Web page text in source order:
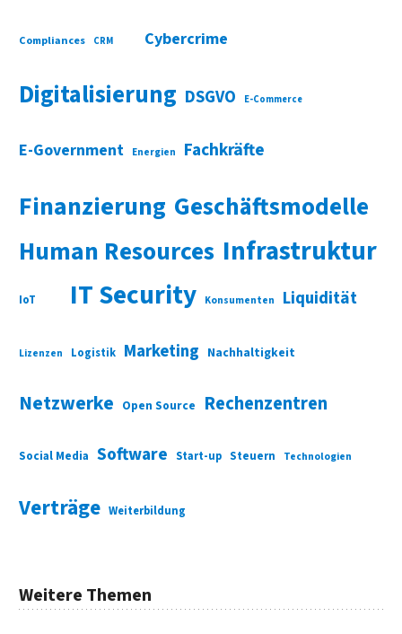
Compliances CRM Cybercrime
Digitalisierung DSGVO E-Commerce
E-Government Energien Fachkräfte
Finanzierung Geschäftsmodelle
Human Resources Infrastruktur
IoT IT Security Konsumenten Liquidität
Lizenzen Logistik Marketing Nachhaltigkeit
Netzwerke Open Source Rechenzentren
Social Media Software Start-up Steuern Technologien
Verträge Weiterbildung
Weitere Themen